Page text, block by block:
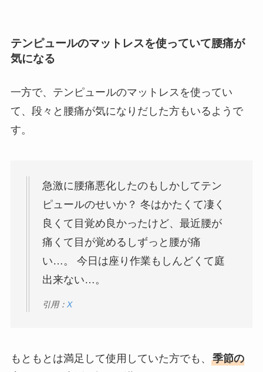
テンピュールのマットレスを使っていて腰痛が
気になる
一方で、テンピュールのマットレスを使ってい
て、段々と腰痛が気になりだした方もいるようで
す。
急激に腰痛悪化したのもしかしてテン
ピュールのせいか？ 冬はかたくて凄く
良くて目覚め良かったけど、最近腰が
痛くて目が覚めるしずっと腰が痛
い…。 今日は座り作業もしんどくて庭
出来ない…。
引用： X
もともとは満足して使用していた方でも、 季節の